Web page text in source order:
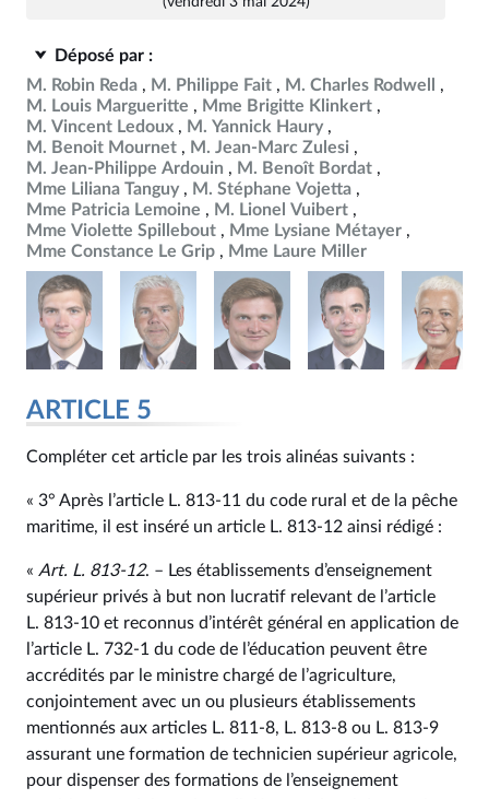
Déposé par :
M. Robin Reda
M. Philippe Fait
M. Charles Rodwell
M. Louis Margueritte
Mme Brigitte Klinkert
M. Vincent Ledoux
M. Yannick Haury
M. Benoit Mournet
M. Jean-Marc Zulesi
M. Jean-Philippe Ardouin
M. Benoît Bordat
Mme Liliana Tanguy
M. Stéphane Vojetta
Mme Patricia Lemoine
M. Lionel Vuibert
Mme Violette Spillebout
Mme Lysiane Métayer
Mme Constance Le Grip
Mme Laure Miller
ARTICLE 5
Compléter cet article par les trois alinéas suivants :
« 3° Après l’article L. 813‑11 du code rural et de la pêche
maritime, il est inséré un article L. 813‑12 ainsi rédigé :
« Art. L. 813‑12. – Les établissements d’enseignement
supérieur privés à but non lucratif relevant de l’article
L. 813‑10 et reconnus d’intérêt général en application de
l’article L. 732‑1 du code de l’éducation peuvent être
accrédités par le ministre chargé de l’agriculture,
conjointement avec un ou plusieurs établissements
mentionnés aux articles L. 811‑8, L. 813‑8 ou L. 813‑9
assurant une formation de technicien supérieur agricole,
pour dispenser des formations de l’enseignement